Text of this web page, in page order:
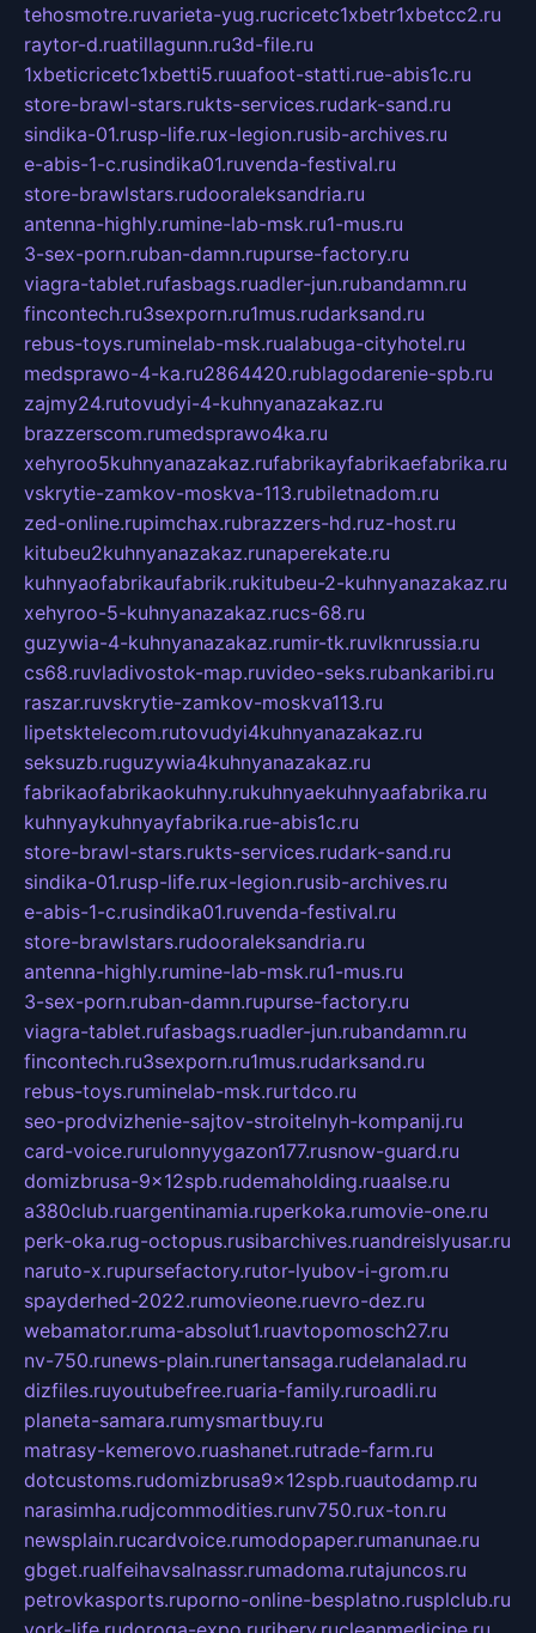
tehosmotre.ruvarieta-yug.rucricetc1xbetr1xbetcc2.ru
raytor-d.ruatillagunn.ru3d-file.ru
1xbeticricetc1xbetti5.ruuafoot-statti.rue-abis1c.ru
store-brawl-stars.rukts-services.rudark-sand.ru
sindika-01.rusp-life.rux-legion.rusib-archives.ru
e-abis-1-c.rusindika01.ruvenda-festival.ru
store-brawlstars.rudooraleksandria.ru
antenna-highly.rumine-lab-msk.ru1-mus.ru
3-sex-porn.ruban-damn.rupurse-factory.ru
viagra-tablet.rufasbags.ruadler-jun.rubandamn.ru
fincontech.ru3sexporn.ru1mus.rudarksand.ru
rebus-toys.ruminelab-msk.rualabuga-cityhotel.ru
medsprawo-4-ka.ru2864420.rublagodarenie-spb.ru
zajmy24.rutovudyi-4-kuhnyanazakaz.ru
brazzerscom.rumedsprawo4ka.ru
xehyroo5kuhnyanazakaz.rufabrikayfabrikaefabrika.ru
vskrytie-zamkov-moskva-113.rubiletnadom.ru
zed-online.rupimchax.rubrazzers-hd.ruz-host.ru
kitubeu2kuhnyanazakaz.runaperekate.ru
kuhnyaofabrikaufabrik.rukitubeu-2-kuhnyanazakaz.ru
xehyroo-5-kuhnyanazakaz.rucs-68.ru
guzywia-4-kuhnyanazakaz.rumir-tk.ruvlknrussia.ru
cs68.ruvladivostok-map.ruvideo-seks.rubankaribi.ru
raszar.ruvskrytie-zamkov-moskva113.ru
lipetsktelecom.rutovudyi4kuhnyanazakaz.ru
seksuzb.ruguzywia4kuhnyanazakaz.ru
fabrikaofabrikaokuhny.rukuhnyaekuhnyaafabrika.ru
kuhnyaykuhnyayfabrika.rue-abis1c.ru
store-brawl-stars.rukts-services.rudark-sand.ru
sindika-01.rusp-life.rux-legion.rusib-archives.ru
e-abis-1-c.rusindika01.ruvenda-festival.ru
store-brawlstars.rudooraleksandria.ru
antenna-highly.rumine-lab-msk.ru1-mus.ru
3-sex-porn.ruban-damn.rupurse-factory.ru
viagra-tablet.rufasbags.ruadler-jun.rubandamn.ru
fincontech.ru3sexporn.ru1mus.rudarksand.ru
rebus-toys.ruminelab-msk.rurtdco.ru
seo-prodvizhenie-sajtov-stroitelnyh-kompanij.ru
card-voice.rurulonnyygazon177.rusnow-guard.ru
domizbrusa-9x12spb.rudemaholding.ruaalse.ru
a380club.ruargentinamia.ruperkoka.rumovie-one.ru
perk-oka.rug-octopus.rusibarchives.ruandreislyusar.ru
naruto-x.rupursefactory.rutor-lyubov-i-grom.ru
spayderhed-2022.rumovieone.ruevro-dez.ru
webamator.ruma-absolut1.ruavtopomosch27.ru
nv-750.runews-plain.runertansaga.rudelanalad.ru
dizfiles.ruyoutubefree.ruaria-family.ruroadli.ru
planeta-samara.rumysmartbuy.ru
matrasy-kemerovo.ruashanet.rutrade-farm.ru
dotcustoms.rudomizbrusa9x12spb.ruautodamp.ru
narasimha.rudjcommodities.runv750.rux-ton.ru
newsplain.rucardvoice.rumodopaper.rumanunae.ru
gbget.rualfeihavsalnassr.rumadoma.rutajuncos.ru
petrovkasports.ruporno-online-besplatno.rusplclub.ru